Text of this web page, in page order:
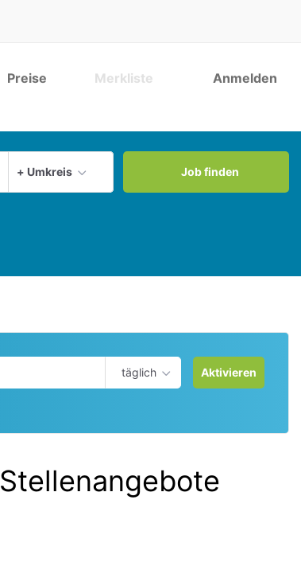
Anmelden
Preise Merkliste
+ Umkreis
Aktuellen Ort verwenden
Job finden
täglich Aktivieren
Stellenangebote